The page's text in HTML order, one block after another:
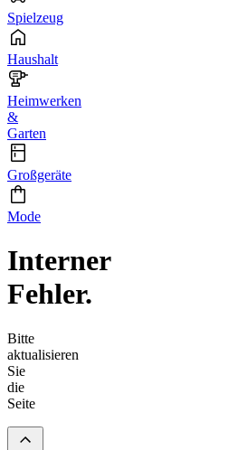
Spielzeug
Haushalt
Heimwerken
&
Garten
Großgeräte
Mode
Interner
Fehler.
Bitte
aktualisieren
Sie
die
Seite